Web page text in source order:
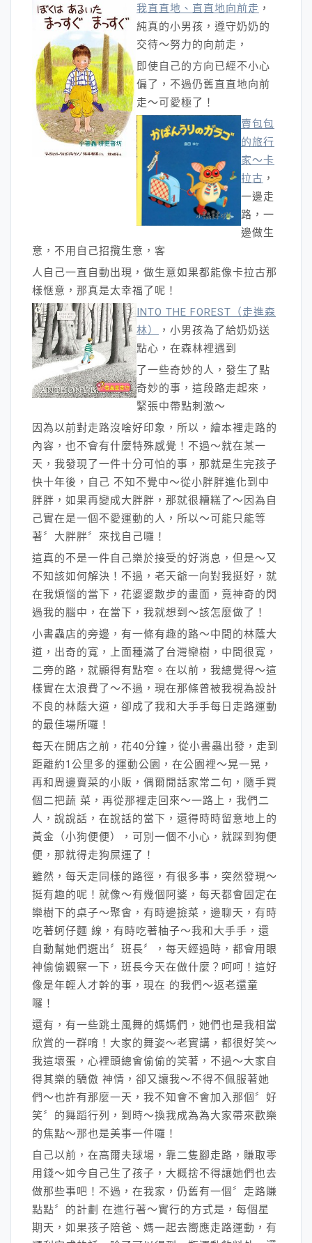
我直直地、直直地向前走 ，
純真的小男孩，遵守奶奶的
交待～努力的向前走，
即使自己的方向已經不小心
偏了，不過仍舊直直地向前
走～可愛極了！
賣包包
的旅行
家～卡
拉古 ，
一邊走
路，一
邊做生
意，不用自己招攬生意，客
人自己一直自動出現，做生意如果都能像卡拉古那
樣愜意，那真是太幸福了呢！
INTO THE FOREST（走進森
林）
，小男孩為了給奶奶送
點心，在森林裡遇到
了一些奇妙的人，發生了點
奇妙的事，這段路走起來，
緊張中帶點刺激～
因為以前對走路沒啥好印象，所以，繪本裡走路的
內容，也不會有什麼特殊感覺！不過～就在某一
天，我發現了一件十分可怕的事，那就是生完孩子
快十年後，自己 不知不覺中～從小胖胖進化到中
胖胖，如果再變成大胖胖，那就很糟糕了～因為自
己實在是一個不愛運動的人，所以～可能只能等
著〞大胖胖〞來找自己囉！
這真的不是一件自己樂於接受的好消息，但是～又
不知該如何解決！不過，老天爺一向對我挺好，就
在我煩惱的當下，花婆婆散步的畫面，竟神奇的閃
過我的腦中，在當下，我就想到～該怎麼做了！
小書蟲店的旁邊，有一條有趣的路～中間的林蔭大
道，出奇的寬，上面種滿了台灣欒樹，中間很寬，
二旁的路，就顯得有點窄。在以前，我總覺得～這
樣實在太浪費了～不過，現在那條曾被我視為設計
不良的林蔭大道，卻成了我和大手手每日走路運動
的最佳場所囉！
每天在開店之前，花40分鐘，從小書蟲出發，走到
距離約1公里多的運動公園，在公園裡～晃一晃，
再和周邊賣菜的小販，偶爾閒話家常二句，隨手買
個二把蔬 菜，再從那裡走回來～一路上，我們二
人，說說話，在說話的當下，還得時時留意地上的
黃金（小狗便便），可別一個不小心，就踩到狗便
便，那就得走狗屎運了！
雖然，每天走同樣的路徑，有很多事，突然發現～
挺有趣的呢！就像～有幾個阿婆，每天都會固定在
欒樹下的桌子～聚會，有時邊撿菜，邊聊天，有時
吃著蚵仔麵 線，有時吃著柚子～我和大手手，還
自動幫她們選出〞班長〞，每天經過時，都會用眼
神偷偷觀察一下，班長今天在做什麼？呵呵！這好
像是年輕人才幹的事，現在 的我們～返老還童
囉！
還有，有一些跳土風舞的媽媽們，她們也是我相當
欣賞的一群唷！大家的舞姿～老實講，都很好笑～
我這壞蛋，心裡頭總會偷偷的笑著，不過～大家自
得其樂的驕傲 神情，卻又讓我～不得不佩服著她
們～也許有那麼一天，我不知會不會加入那個〞好
笑〞的舞蹈行列，到時～換我成為為大家帶來歡樂
的焦點～那也是美事一件囉！
自己以前，在高爾夫球場，靠二隻腳走路，賺取零
用錢～如今自己生了孩子，大概捨不得讓她們也去
做那些事吧！不過，在我家，仍舊有一個〞走路賺
點點〞的計劃 在進行著～實行的方式是，每個星
期天，如果孩子陪爸、媽一起去嚮應走路運動，有